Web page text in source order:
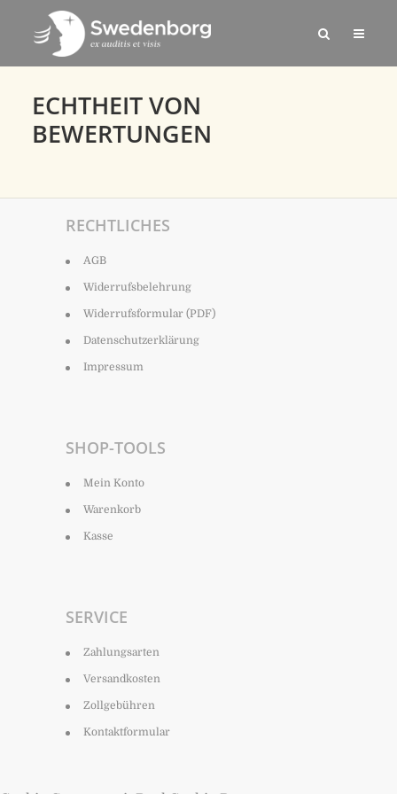
ECHTHEIT VON
BEWERTUNGEN
RECHTLICHES
AGB
Widerrufsbelehrung
Widerrufsformular (PDF)
Datenschutzerklärung
Impressum
SHOP-TOOLS
Mein Konto
Warenkorb
Kasse
SERVICE
Zahlungsarten
Versandkosten
Zollgebühren
Kontaktformular